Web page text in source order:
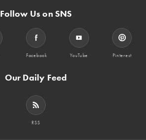
Follow Us on SNS
Facebook YouTube Pinterest
Our Daily Feed
RSS